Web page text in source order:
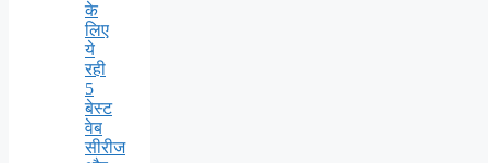
के
लिए
ये
रही
5
बेस्ट
वेब
सीरीज